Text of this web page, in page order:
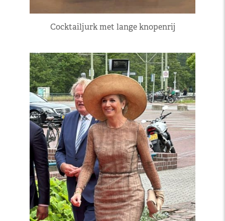
Cocktailjurk met lange knopenrij